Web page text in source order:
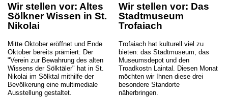
Wir stellen vor: Altes
Sölkner Wissen in St.
Nikolai
Mitte Oktober eröffnet und Ende
Oktober bereits prämiert: Der
"Verein zur Bewahrung des alten
Wissens der Sölktäler" hat in St.
Nikolai im Sölktal mithilfe der
Bevölkerung eine multimediale
Ausstellung gestaltet.
Wir stellen vor: Das
Stadtmuseum
Trofaiach
Trofaiach hat kulturell viel zu
bieten: das Stadtmuseum, das
Museumsdepot und den
Troadkostn Laintal. Diesen Monat
möchten wir Ihnen diese drei
besondere Standorte
näherbringen.